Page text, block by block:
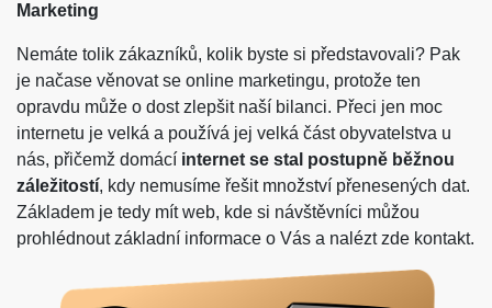
Marketing
Nemáte tolik zákazníků, kolik byste si představovali? Pak
je načase věnovat se online marketingu, protože ten
opravdu může o dost zlepšit naší bilanci. Přeci jen moc
internetu je velká a používá jej velká část obyvatelstva u
nás, přičemž domácí internet se stal postupně běžnou
záležitostí, kdy nemusíme řešit množství přenesených dat.
Základem je tedy mít web, kde si návštěvníci můžou
prohlédnout základní informace o Vás a nalézt zde kontakt.